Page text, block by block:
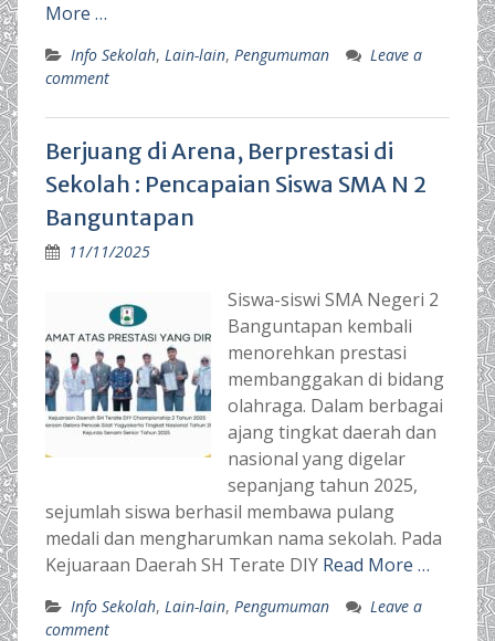
More …
Info Sekolah, Lain-lain, Pengumuman
Leave a
comment
Berjuang di Arena, Berprestasi di
Sekolah : Pencapaian Siswa SMA N 2
Banguntapan
11/11/2025
Siswa-siswi SMA Negeri 2
Banguntapan kembali
menorehkan prestasi
membanggakan di bidang
olahraga. Dalam berbagai
ajang tingkat daerah dan
nasional yang digelar
sepanjang tahun 2025,
sejumlah siswa berhasil membawa pulang
medali dan mengharumkan nama sekolah. Pada
Kejuaraan Daerah SH Terate DIY Read More …
Info Sekolah, Lain-lain, Pengumuman
Leave a
comment